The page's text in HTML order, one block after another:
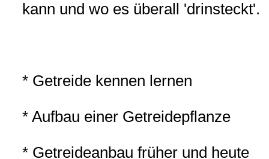
kann und wo es überall 'drinsteckt'.
* Getreide kennen lernen
* Aufbau einer Getreidepflanze
* Getreideanbau früher und heute